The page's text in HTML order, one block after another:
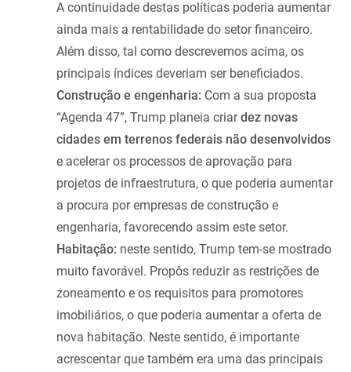
A continuidade destas políticas poderia aumentar
ainda mais a rentabilidade do setor financeiro.
Além disso, tal como descrevemos acima, os
principais índices deveriam ser beneficiados.
Construção e engenharia: Com a sua proposta
“Agenda 47”, Trump planeia criardez novas
cidades em terrenos federais não desenvolvidos
e acelerar os processos de aprovação para
projetos de infraestrutura, o que poderia aumentar
a procura por empresas de construção e
engenharia, favorecendo assim este setor.
Habitação: neste sentido, Trump tem-se mostrado
muito favorável. Propôs reduzir as restrições de
zoneamento e os requisitos para promotores
imobiliários, o que poderia aumentar a oferta de
nova habitação. Neste sentido, é importante
acrescentar que também era uma das principais